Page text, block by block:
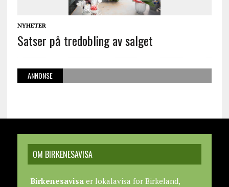
NYHETER
Satser på tredobling av salget
ANNONSE
OM BIRKENESAVISA
Birkenesavisaer lokalavisa for Birkeland,